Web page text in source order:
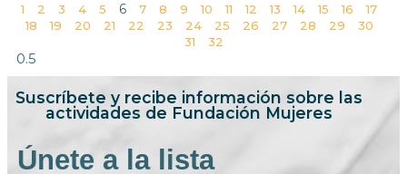
1 2 3 4 5 6 7 8 9 10 11 12 13 14 15 16
17
18
19 20 21 22 23 24 25 26 27 28 29
30
31
32
Suscríbete y recibe información sobre las
actividades de Fundación Mujeres
Únete a la lista